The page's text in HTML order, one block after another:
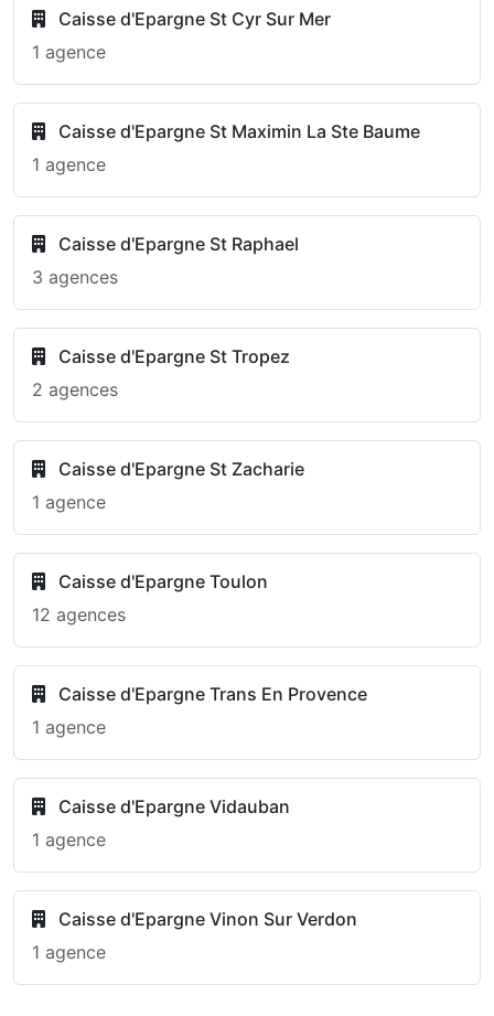
Caisse d'Epargne St Cyr Sur Mer
1 agence
Caisse d'Epargne St Maximin La Ste Baume
1 agence
Caisse d'Epargne St Raphael
3 agences
Caisse d'Epargne St Tropez
2 agences
Caisse d'Epargne St Zacharie
1 agence
Caisse d'Epargne Toulon
12 agences
Caisse d'Epargne Trans En Provence
1 agence
Caisse d'Epargne Vidauban
1 agence
Caisse d'Epargne Vinon Sur Verdon
1 agence